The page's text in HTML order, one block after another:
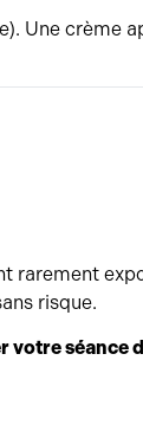
Une crème
rarement
risque.
votre séance